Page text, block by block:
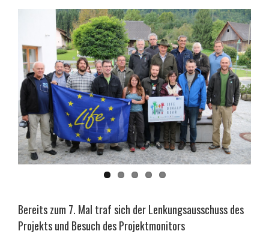
Bereits zum 7. Mal traf sich der Lenkungsausschuss des
Projekts und Besuch des Projektmonitors